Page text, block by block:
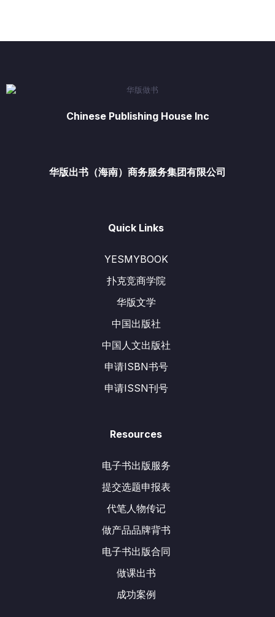
Chinese Publishing House Inc
华版出书（海南）商务服务集团有限公司
Quick Links
YESMYBOOK
扑克竞商学院
华版文学
中国出版社
中国人文出版社
申请ISBN书号
申请ISSN刊号
Resources
电子书出版服务
提交选题申报表
代笔人物传记
做产品品牌背书
电子书出版合同
做课出书
成功案例